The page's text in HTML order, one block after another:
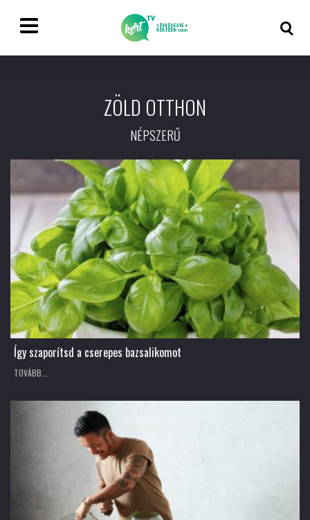
ZÖLD OTTHON
NÉPSZERŰ
Így szaporítsd a cserepes bazsalikomot
TOVÁBB...